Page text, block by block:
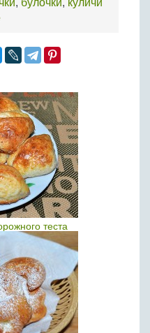
, булочки, куличи
теста